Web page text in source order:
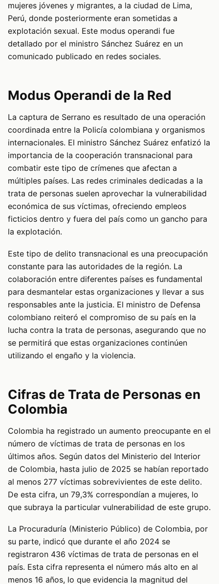
mujeres jóvenes y migrantes, a la ciudad de Lima,
Perú, donde posteriormente eran sometidas a
explotación sexual. Este modus operandi fue
detallado por el ministro Sánchez Suárez en un
comunicado publicado en redes sociales.
Modus Operandi de la Red
La captura de Serrano es resultado de una operación
coordinada entre la Policía colombiana y organismos
internacionales. El ministro Sánchez Suárez enfatizó la
importancia de la cooperación transnacional para
combatir este tipo de crímenes que afectan a
múltiples países. Las redes criminales dedicadas a la
trata de personas suelen aprovechar la vulnerabilidad
económica de sus víctimas, ofreciendo empleos
ficticios dentro y fuera del país como un gancho para
la explotación.
Este tipo de delito transnacional es una preocupación
constante para las autoridades de la región. La
colaboración entre diferentes países es fundamental
para desmantelar estas organizaciones y llevar a sus
responsables ante la justicia. El ministro de Defensa
colombiano reiteró el compromiso de su país en la
lucha contra la trata de personas, asegurando que no
se permitirá que estas organizaciones continúen
utilizando el engaño y la violencia.
Cifras de Trata de Personas en
Colombia
Colombia ha registrado un aumento preocupante en el
número de víctimas de trata de personas en los
últimos años. Según datos del Ministerio del Interior
de Colombia, hasta julio de 2025 se habían reportado
al menos 277 víctimas sobrevivientes de este delito.
De esta cifra, un 79,3% correspondían a mujeres, lo
que subraya la particular vulnerabilidad de este grupo.
La Procuraduría (Ministerio Público) de Colombia, por
su parte, indicó que durante el año 2024 se
registraron 436 víctimas de trata de personas en el
país. Esta cifra representa el número más alto en al
menos 16 años, lo que evidencia la magnitud del